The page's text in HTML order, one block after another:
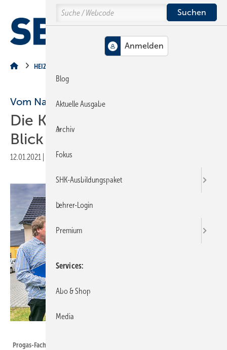
Hauptinhalt
Hauptmenü
SiteSearch
HEIZUNG
Vom Nachtspeicher zu Flüssiggas
Die Kostenent­wicklung im
Blick
12.01.2021 Druckvorschau
Progas-Fachberater Volker Bürger und Rudolf Machatschke (v. l.) vor dem
Search
Blog
Aktuelle Ausgabe
Archiv
Fokus
SHK-Ausbildungspaket
Lehrer-Login
Premium
Services
Abo & Shop
Media